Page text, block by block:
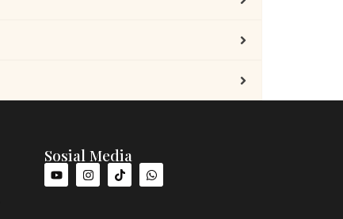
Sosial Media